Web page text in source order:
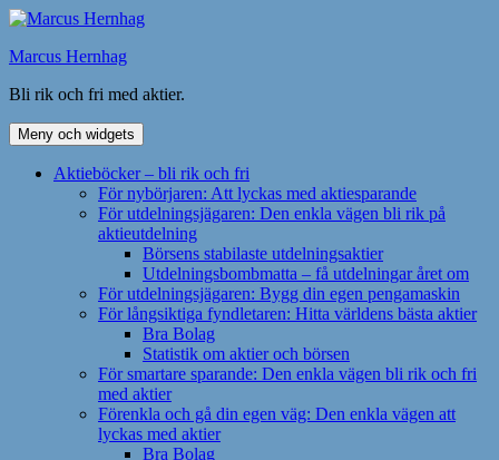
Hoppa
innehåll
Marcus Hernhag
Bli rik och fri med aktier.
Meny och widgets
Aktieböcker – bli rik och fri
För nybörjaren: Att lyckas med aktiesparande
För utdelningsjägaren: Den enkla vägen bli rik på
aktieutdelning
Börsens stabilaste utdelningsaktier
Utdelningsbombmatta – få utdelningar året om
För utdelningsjägaren: Bygg din egen pengamaskin
För långsiktiga fyndletaren: Hitta världens bästa aktier
Bra Bolag
Statistik om aktier och börsen
För smartare sparande: Den enkla vägen bli rik och fri
med aktier
Förenkla och gå din egen väg: Den enkla vägen att
lyckas med aktier
Bra Bolag